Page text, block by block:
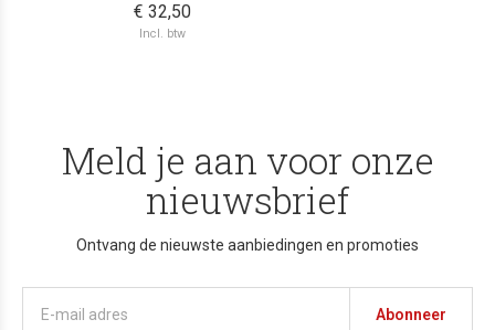
€ 32,50
Incl. btw
Meld je aan voor onze
nieuwsbrief
Ontvang de nieuwste aanbiedingen en promoties
Abonneer